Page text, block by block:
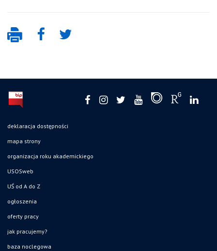
deklaracja dostępności
mapa strony
organizacja roku akademickiego
USOSweb
UŚ od A do Z
ogłoszenia
oferty pracy
jak pracujemy?
baza noclegowa